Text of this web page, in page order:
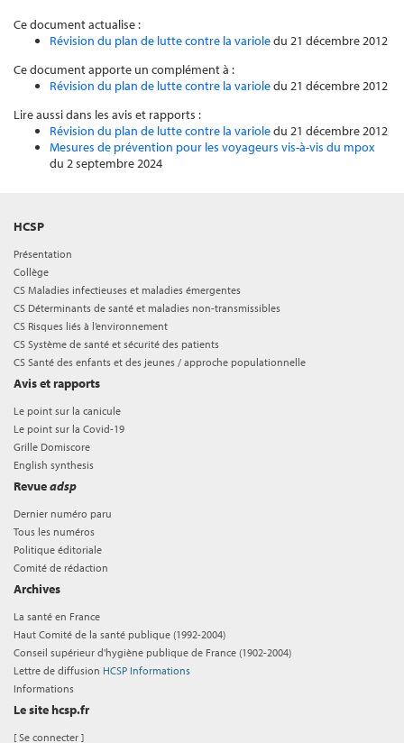
Ce document actualise :
Révision du plan de lutte contre la varioledu 21 décembre 2012
Ce document apporte un complément à :
Révision du plan de lutte contre la varioledu 21 décembre 2012
Lire aussi dans les avis et rapports :
Révision du plan de lutte contre la varioledu 21 décembre 2012
Mesures de prévention pour les voyageurs vis-à-vis du mpox
du 2 septembre 2024
HCSP
Présentation
Collège
CS Maladies infectieuses et maladies émergentes
CS Déterminants de santé et maladies non-transmissibles
CS Risques liés à l’environnement
CS Système de santé et sécurité des patients
CS Santé des enfants et des jeunes / approche populationnelle
Avis et rapports
Le point sur la canicule
Le point sur la Covid-19
Grille Domiscore
English synthesis
Revueadsp
Dernier numéro paru
Tous les numéros
Politique éditoriale
Comité de rédaction
Archives
La santé en France
Haut Comité de la santé publique (1992-2004)
Conseil supérieur d'hygiène publique de France (1902-2004)
Lettre de diffusion HCSP Informations
Informations
Le site hcsp.fr
[Se connecter ]